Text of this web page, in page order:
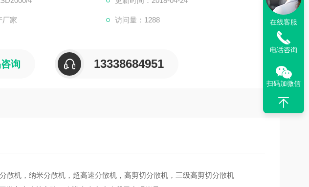
厂家 访问量：1288
询 13338684951
散机，纳米分散机，超高速分散机，高剪切分散机，三级高剪切分散机
在线客服
电话咨询
扫码加微信